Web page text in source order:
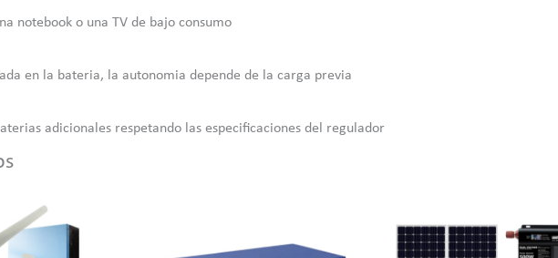
notebook o una TV de bajo consumo
en la bateria, la autonomia depende de la carga previa
adicionales respetando las especificaciones del regulador